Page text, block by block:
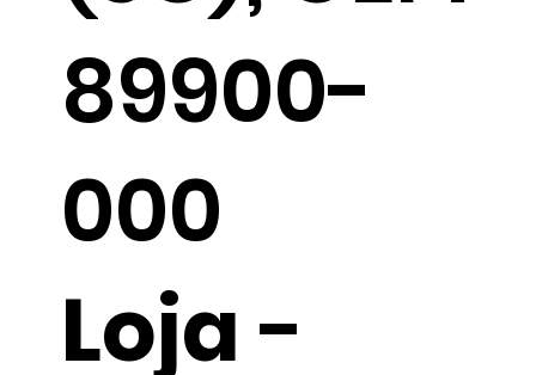
89900-
000
Loja-